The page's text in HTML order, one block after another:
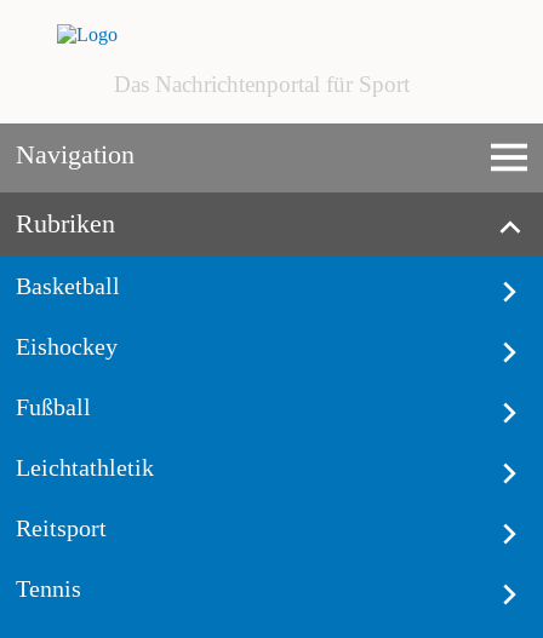
Das Nachrichtenportal für Sport
Navigation
Rubriken
Basketball
Eishockey
Fußball
Leichtathletik
Reitsport
Tennis